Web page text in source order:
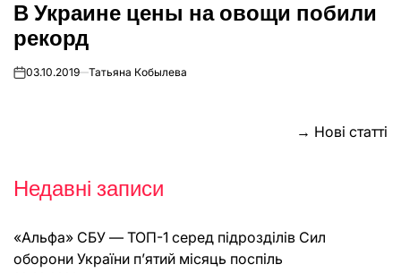
У
В Украине цены на овощи побили
рекорд
on03.10.2019 Татьяна Кобылева
за
записами
→ Нові статті
Недавні записи
«Альфа» СБУ — ТОП-1 серед підрозділів Сил
оборони України п’ятий місяць поспіль